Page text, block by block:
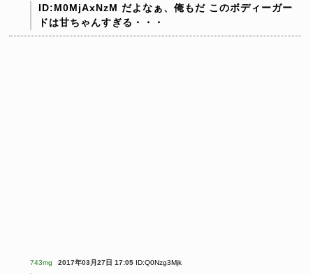
ID:M0MjAxNzM だよなぁ、俺もだ このボディーガー
ドは甘ちゃんすぎる・・・
743mg 2017年03月27日 17:05 ID:Q0Nzg3Mjk